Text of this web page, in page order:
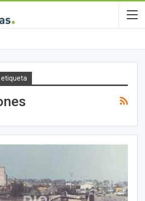
etiqueta